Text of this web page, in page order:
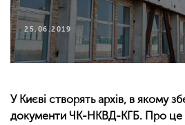
25.06.2019
У Києві створять архів, в якому
документи ЧК-НКВД-КГБ. Про це